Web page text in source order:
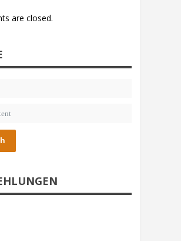
are closed.